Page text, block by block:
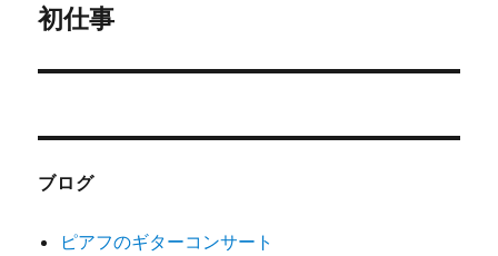
ゲ
ー
次
投
初仕事
ブログ
ピアフのギターコンサート